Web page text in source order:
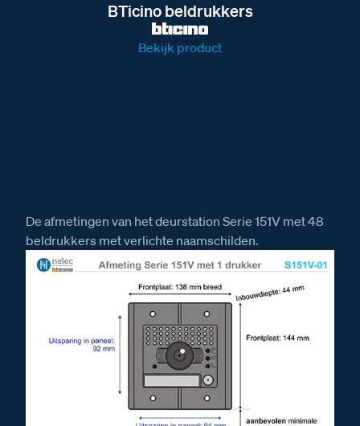
BTicino beldrukkers
Bekijk product
De afmetingen van het deurstation Serie 151V met 48
beldrukkers met verlichte naamschilden.